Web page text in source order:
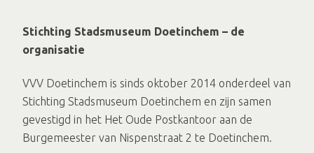
Stichting Stadsmuseum Doetinchem – de
organisatie
VVV Doetinchem is sinds oktober 2014 onderdeel van
Stichting Stadsmuseum Doetinchem en zijn samen
gevestigd in het Het Oude Postkantoor aan de
Burgemeester van Nispenstraat 2 te Doetinchem.